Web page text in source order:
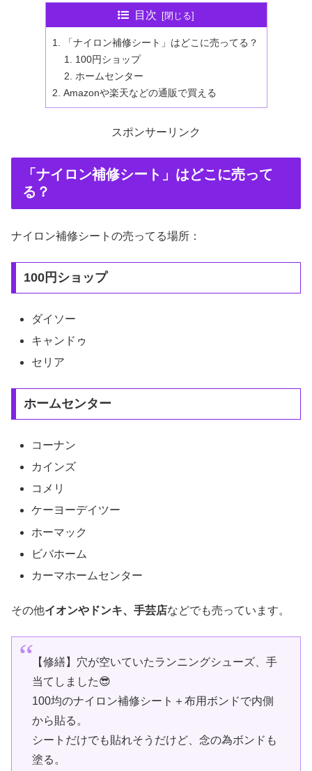
目次
「ナイロン補修シート」はどこに売ってる？
100円ショップ
ホームセンター
Amazonや楽天などの通販で買える
スポンサーリンク
「ナイロン補修シート」はどこに売って
る？
ナイロン補修シートの売ってる場所：
100円ショップ
ダイソー
キャンドゥ
セリア
ホームセンター
コーナン
カインズ
コメリ
ケーヨーデイツー
ホーマック
ビバホーム
カーマホームセンター
その他イオンやドンキ、手芸店などでも売っています。
【修繕】穴が空いていたランニングシューズ、手
当てしました😎
100均のナイロン補修シート＋布用ボンドで内側
から貼る。
シートだけでも貼れそうだけど、念の為ボンドも
塗る。